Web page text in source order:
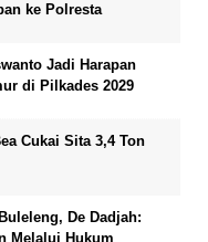
ke Polresta
Jadi Harapan
di Pilkades 2029
Cukai Sita 3,4 Ton
De Dadjah:
Melalui Hukum